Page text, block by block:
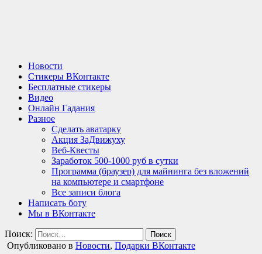
Новости
Стикеры ВКонтакте
Бесплатные стикеры
Видео
Онлайн Гадания
Разное
Сделать аватарку
Акция ЗаДвижуху
Веб-Квесты
Заработок 500-1000 руб в сутки
Программа (браузер) для майнинга без вложений
на компьютере и смартфоне
Все записи блога
Написать боту
Мы в ВКонтакте
Поиск:
Опубликовано в Новости, Подарки ВКонтакте